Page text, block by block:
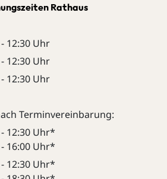
Rathaus
12:30 Uhr
12:30 Uhr
12:30 Uhr
Terminvereinbarung:
12:30 Uhr*
16:00 Uhr*
12:30 Uhr*